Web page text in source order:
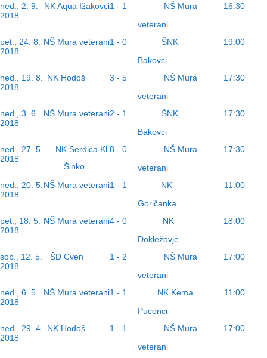
ned., 2. 9.
2018
NK Aqua Ižakovci1 - 1
NŠ Mura
veterani
16:30
pet., 24. 8.
2018
NŠ Mura veterani1 - 0
ŠNK
Bakovci
19:00
ned., 19. 8.
2018
NK Hodoš 3 - 5
NŠ Mura
veterani
17:30
ned., 3. 6.
2018
NŠ Mura veterani2 - 1
ŠNK
Bakovci
17:30
ned., 27. 5.
2018
NK Serdica Kl.
Šinko
8 - 0
NŠ Mura
veterani
17:30
ned., 20. 5.
2018
NŠ Mura veterani1 - 1
NK
Goričanka
11:00
pet., 18. 5.
2018
NŠ Mura veterani4 - 0
NK
Dokležovje
18:00
sob., 12. 5.
2018
ŠD Cven 1 - 2
NŠ Mura
veterani
17:00
ned., 6. 5.
2018
NŠ Mura veterani1 - 1
NK Kema
Puconci
11:00
ned., 29. 4.
2018
NK Hodoš 1 - 1
NŠ Mura
veterani
17:00